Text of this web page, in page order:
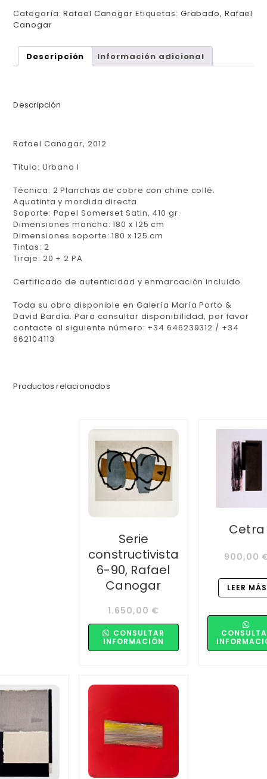
Categoría:Rafael Canogar Etiquetas: Grabado, Rafael
Canogar
Descripción Información adicional
Descripción
Rafael Canogar, 2012
Título: Urbano I
Técnica: 2 Planchas de cobre con chine collé.
Aquatinta y mordida directa
Soporte: Papel Somerset Satin, 410 gr.
Dimensiones mancha: 180 x 125 cm
Dimensiones soporte: 180 x 125 cm
Tintas: 2
Tiraje: 20 + 2 PA
Certificado de autenticidad y enmarcación incluido.
Toda su obra disponible en Galería María Porto &
David Bardía. Para consultar disponibilidad, por favor
contacte al siguiente número: +34 646239312 / +34
662104113
Productos relacionados
Serie
constructivista
6-90, Rafael
Canogar
1.650,00 €
CONSULTAR
INFORMACIÓN
Cetra
900,00
LEER MÁS